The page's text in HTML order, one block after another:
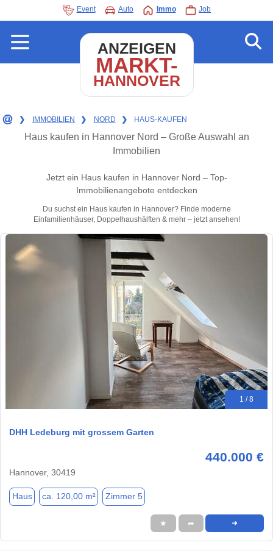
Event Auto Immo Job
ANZEIGEN
MARKT-
HANNOVER
❯ IMMOBILIEN ❯ NORD ❯ HAUS-KAUFEN
Haus kaufen in Hannover Nord – Große Auswahl an
Immobilien
Jetzt ein Haus kaufen in Hannover Nord – Top-
Immobilienangebote entdecken
Du suchst ein Haus kaufen in Hannover? Finde moderne
Einfamilienhäuser, Doppelhaushälften & mehr – jetzt ansehen!
1 / 8
DHH Ledeburg mit grossem Garten
440.000 €
Hannover, 30419
Haus ca. 120,00 m² Zimmer 5
★ ➦ ➜